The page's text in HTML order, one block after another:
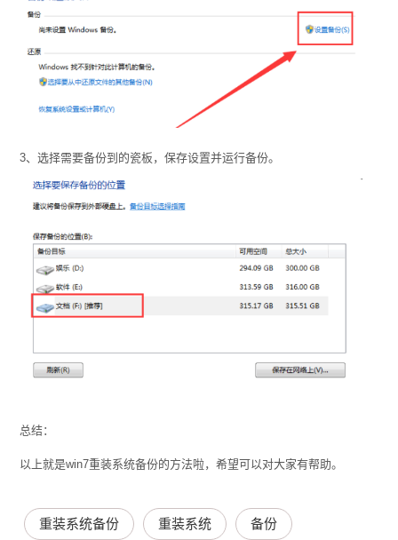
3、选择需要备份到的瓷板，保存设置并运行备份。
总结：
以上就是win7重装系统备份的方法啦，希望可以对大家有帮助。
重装系统备份 重装系统 备份